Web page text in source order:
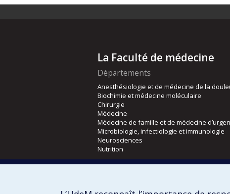
La Faculté de médecine
Départements
Anesthésiologie et de médecine de la
Biochimie et médecine moléculaire
Chirurgie
Médecine
Médecine de famille et de médecine
Microbiologie, infectiologie et immunologie
Neurosciences
Nutrition